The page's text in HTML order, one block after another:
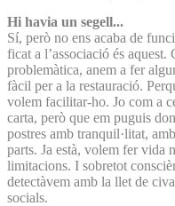
Hi havia un segell...
Sí, però no ens acaba de
ficat a l’associació és
problemàtica, anem a fer
fàcil per a la restauració.
volem facilitar-ho. Jo com a
carta, però que em puguis
postres amb tranquil·litat,
parts. Ja està, volem fer vida
limitacions. I sobretot
detectàvem amb la llet de
socials.